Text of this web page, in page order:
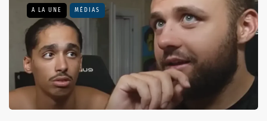
A LA UNE MÉDIAS